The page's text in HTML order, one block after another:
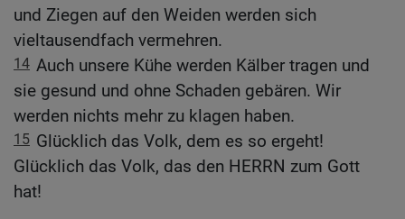
und Ziegen auf den Weiden werden sich
vieltausendfach vermehren.
14 Auch unsere Kühe werden Kälber tragen und
sie gesund und ohne Schaden gebären. Wir
werden nichts mehr zu klagen haben.
15 Glücklich das Volk, dem es so ergeht!
Glücklich das Volk, das den HERRN zum Gott
hat!